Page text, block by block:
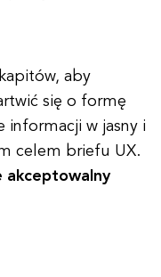
aby
się o formę
informacji w jasny i
celem briefu UX.
akceptowalny